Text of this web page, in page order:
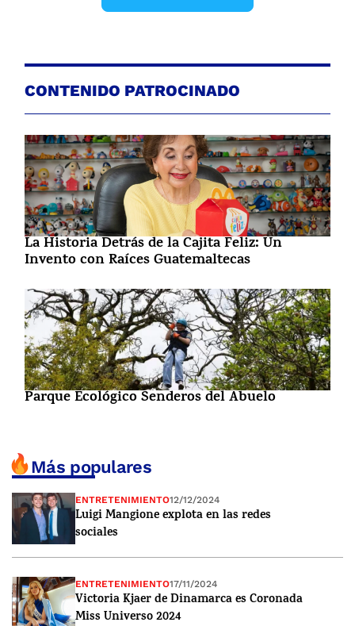
CONTENIDO PATROCINADO
La Historia Detrás de la Cajita Feliz: Un
Invento con Raíces Guatemaltecas
Parque Ecológico Senderos del Abuelo
Más populares
ENTRETENIMIENTO12/12/2024
Luigi Mangione explota en las redes
sociales
ENTRETENIMIENTO17/11/2024
Victoria Kjaer de Dinamarca es Coronada
Miss Universo 2024